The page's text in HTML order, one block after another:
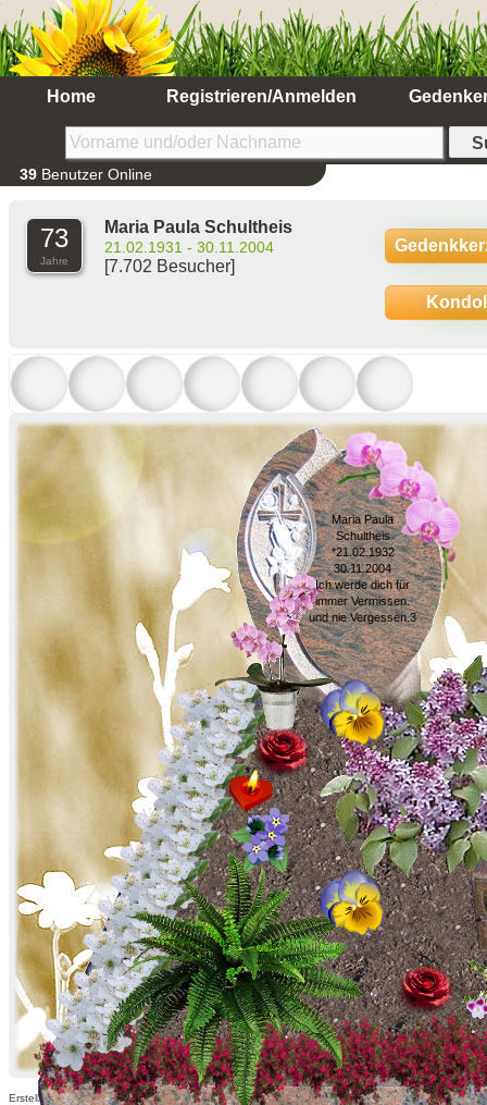
Home Registrieren/Anmelden
39 Benutzer Online
73
Jahre
Maria Paula Schultheis
21.02.1931 - 30.11.2004
[7.702 Besucher]
Maria Paula
Schultheis
*21.02.1932
30.11.2004
Ich werde dich für
immer Vermissen.
und nie Vergessen.3
Erstellt am 17.06.2014,